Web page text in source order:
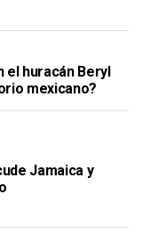
el huracán Beryl
mexicano?
Jamaica y